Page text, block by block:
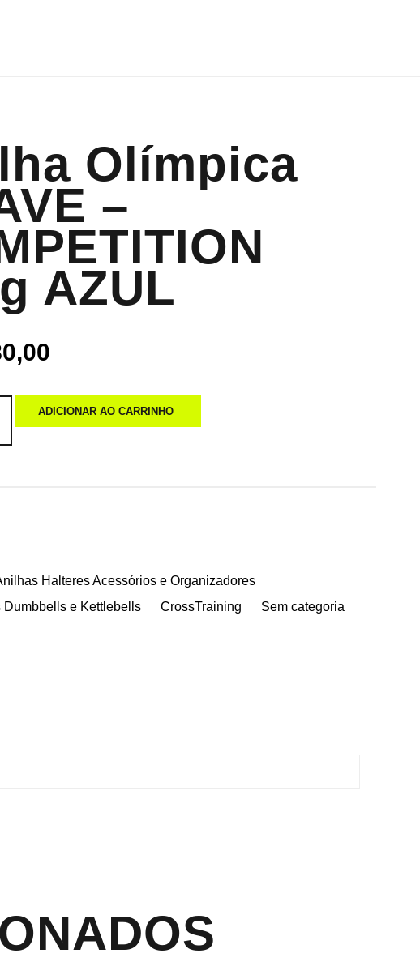
Olímpica
–
AZUL
ADICIONAR AO CARRINHO
Halteres Acessórios e Organizadores
Dumbbells e Kettlebells
CrossTraining Sem categoria